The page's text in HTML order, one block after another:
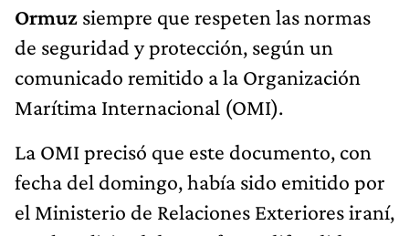
Ormuz siempre que respeten las normas
de seguridad y protección, según un
comunicado remitido a la Organización
Marítima Internacional (OMI).
La OMI precisó que este documento, con
fecha del domingo, había sido emitido por
el Ministerio de Relaciones Exteriores iraní,